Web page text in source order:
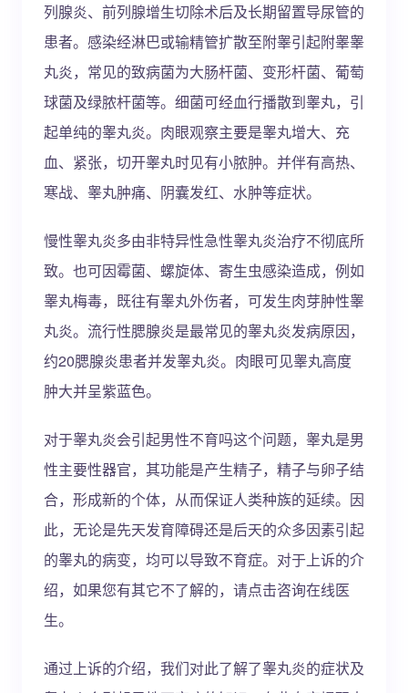
列腺炎、前列腺增生切除术后及长期留置导尿管的
患者。感染经淋巴或输精管扩散至附睾引起附睾睾
丸炎，常见的致病菌为大肠杆菌、变形杆菌、葡萄
球菌及绿脓杆菌等。细菌可经血行播散到睾丸，引
起单纯的睾丸炎。肉眼观察主要是睾丸增大、充
血、紧张，切开睾丸时见有小脓肿。并伴有高热、
寒战、睾丸肿痛、阴囊发红、水肿等症状。
慢性睾丸炎多由非特异性急性睾丸炎治疗不彻底所
致。也可因霉菌、螺旋体、寄生虫感染造成，例如
睾丸梅毒，既往有睾丸外伤者，可发生肉芽肿性睾
丸炎。流行性腮腺炎是最常见的睾丸炎发病原因，
约20腮腺炎患者并发睾丸炎。肉眼可见睾丸高度
肿大并呈紫蓝色。
对于睾丸炎会引起男性不育吗这个问题，睾丸是男
性主要性器官，其功能是产生精子，精子与卵子结
合，形成新的个体，从而保证人类种族的延续。因
此，无论是先天发育障碍还是后天的众多因素引起
的睾丸的病变，均可以导致不育症。对于上诉的介
绍，如果您有其它不了解的，请点击咨询在线医
生。
通过上诉的介绍，我们对此了解了睾丸炎的症状及